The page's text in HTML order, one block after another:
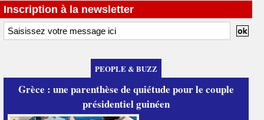
Inscription à la newsletter
PEOPLE & BUZZ
Grèce : une parenthèse de quiétude pour le couple
présidentiel guinéen